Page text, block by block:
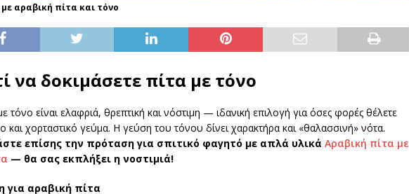
αραβική πίτα και τόνο
να δοκιμάσετε πίτα με τόνο
τόνο είναι ελαφριά, θρεπτική και νόστιμη — ιδανική επιλογή για όσες φορές θέλετε
και χορταστικό γεύμα. Η γεύση του τόνου δίνει χαρακτήρα και «θαλασσινή» νότα.
επίσης την πρόταση για σπιτικό φαγητό με απλά υλικά Αραβική πίτα με
— θα σας εκπλήξει η νοστιμιά!
για αραβική πίτα